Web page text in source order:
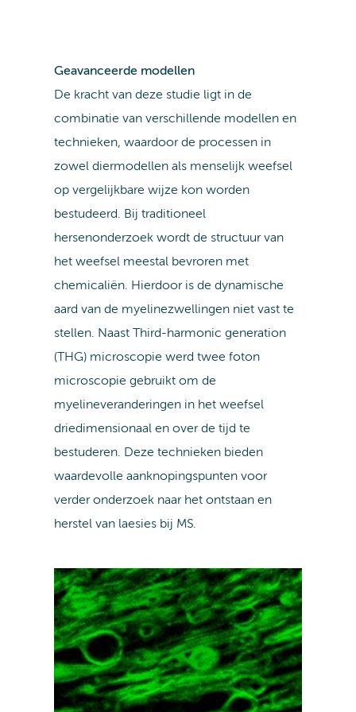
Geavanceerde modellen
De kracht van deze studie ligt in de
combinatie van verschillende modellen en
technieken, waardoor de processen in
zowel diermodellen als menselijk weefsel
op vergelijkbare wijze kon worden
bestudeerd. Bij traditioneel
hersenonderzoek wordt de structuur van
het weefsel meestal bevroren met
chemicaliën. Hierdoor is de dynamische
aard van de myelinezwellingen niet vast te
stellen. Naast Third-harmonic generation
(THG) microscopie werd twee foton
microscopie gebruikt om de
myelineveranderingen in het weefsel
driedimensionaal en over de tijd te
bestuderen. Deze technieken bieden
waardevolle aanknopingspunten voor
verder onderzoek naar het ontstaan en
herstel van laesies bij MS.